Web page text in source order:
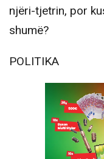
njëri-tjetrin, por
shumë?
POLITIKA